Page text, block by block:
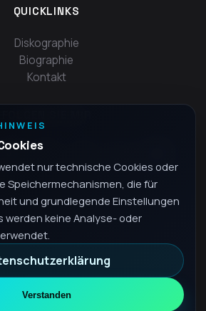
QUICKLINKS
Diskographie
Biographie
Kontakt
•
nur technische Cookies oder
Speichermechanismen, die für
und grundlegende Einstellungen
werden keine Analyse- oder
Verstanden